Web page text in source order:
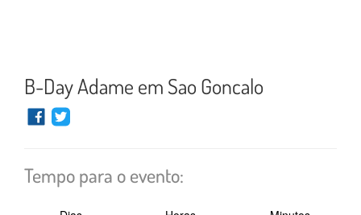
B-Day Adame em Sao Goncalo
Tempo para o evento: